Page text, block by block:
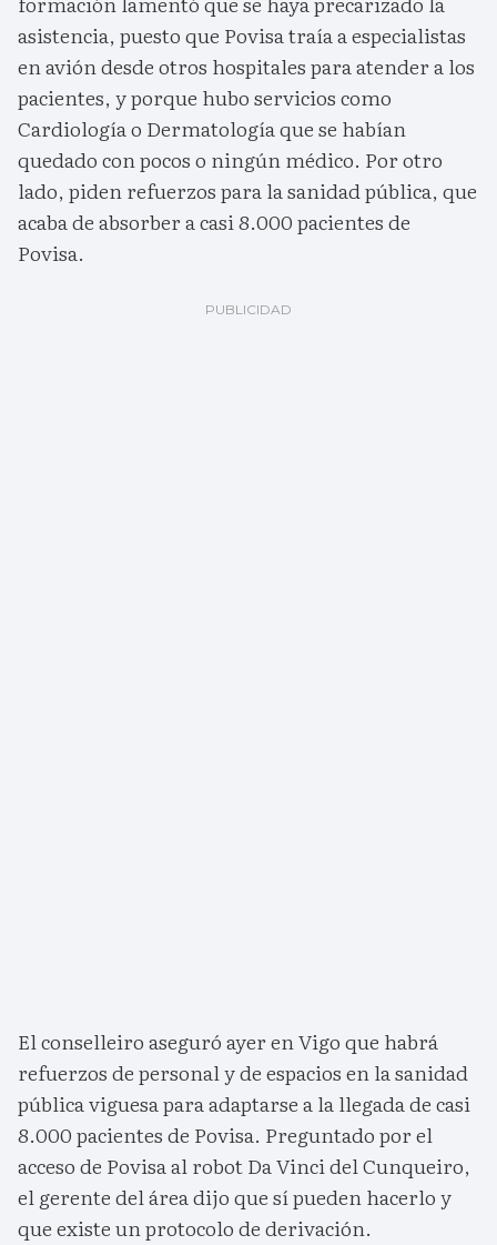
asistencia, puesto que Povisa traía a especialistas
en avión desde otros hospitales para atender a los
pacientes, y porque hubo servicios como
Cardiología o Dermatología que se habían
quedado con pocos o ningún médico. Por otro
lado, piden refuerzos para la sanidad pública, que
acaba de absorber a casi 8.000 pacientes de
Povisa.
El conselleiro aseguró ayer en Vigo que habrá
refuerzos de personal y de espacios en la sanidad
pública viguesa para adaptarse a la llegada de casi
8.000 pacientes de Povisa. Preguntado por el
acceso de Povisa al robot Da Vinci del Cunqueiro,
el gerente del área dijo que sí pueden hacerlo y
que existe un protocolo de derivación.